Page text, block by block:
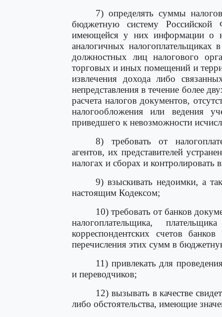
7) определять суммы
бюджетную систему Российской
имеющейся у них информации о
аналогичных налогоплательщиках
должностных лиц налогового
торговых и иных помещений и
извлечения дохода либо
непредставления в течение более
расчета налогов документов,
налогообложения или ведения
приведшего к невозможности
8) требовать от
агентов, их представителей
налогах и сборах и контролировать
9) взыскивать недоимки, а
настоящим Кодексом;
10) требовать от банков
налогоплательщика,
корреспондентских счетов
перечисления этих сумм в
11) привлекать для
и переводчиков;
12) вызывать в качестве
либо обстоятельства, имеющие